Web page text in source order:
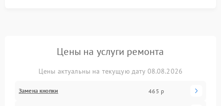
Цены на услуги ремонта
Цены актуальны на текущую дату 08.08.2026
Замена кнопки 465 р